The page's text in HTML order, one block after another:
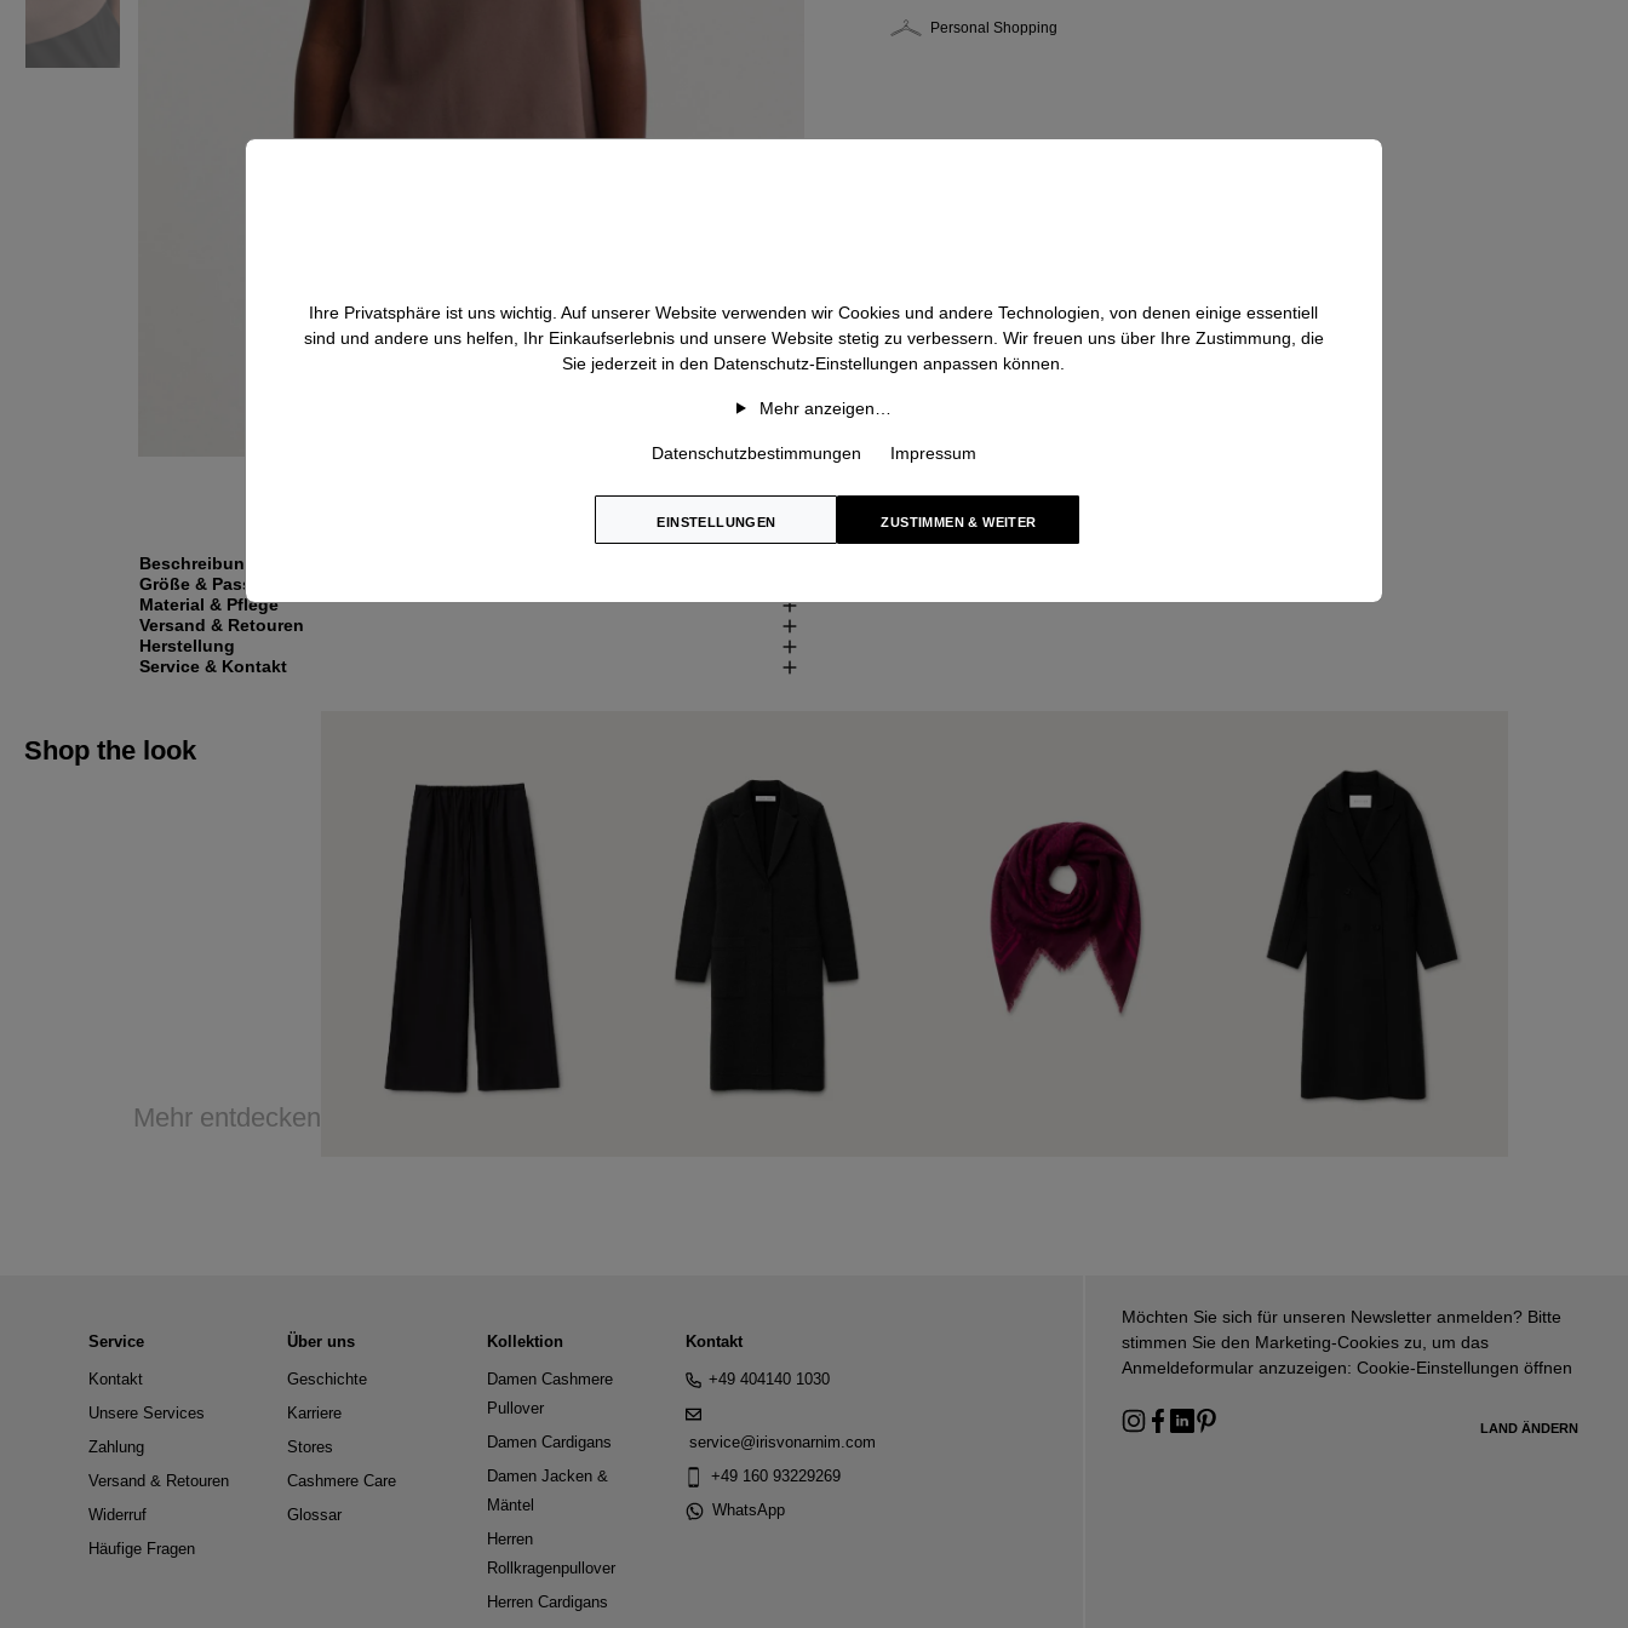
Personal Shopping
Beschreibung
Größe & Passform
Material & Pflege
Versand & Retouren
Herstellung
Service & Kontakt
Shop the look
Mehr entdecken
Service
Kontakt
Unsere Services
Zahlung
Versand & Retouren
Widerruf
Häufige Fragen
Über uns
Geschichte
Karriere
Stores
Cashmere Care
Glossar
Kollektion
Damen Cashmere
Pullover
Damen Cardigans
Damen Jacken &
Mäntel
Herren
Rollkragenpullover
Herren Cardigans
Kontakt
+49 404140 1030
service@irisvonarnim.com
+49 160 93229269
WhatsApp
Möchten Sie sich für unseren Newsletter anmelden? Bitte
stimmen Sie den Marketing-Cookies zu, um das
Anmeldeformular anzuzeigen: Cookie-Einstellungen öffnen
LAND ÄNDERN
Ihre Privatsphäre ist uns wichtig. Auf unserer Website verwenden wir Cookies und andere Technologien, von denen einige essentiell
sind und andere uns helfen, Ihr Einkaufserlebnis und unsere Website stetig zu verbessern. Wir freuen uns über Ihre Zustimmung, die
Sie jederzeit in den Datenschutz-Einstellungen anpassen können.
Mehr anzeigen…
Datenschutzbestimmungen Impressum
EINSTELLUNGEN ZUSTIMMEN & WEITER